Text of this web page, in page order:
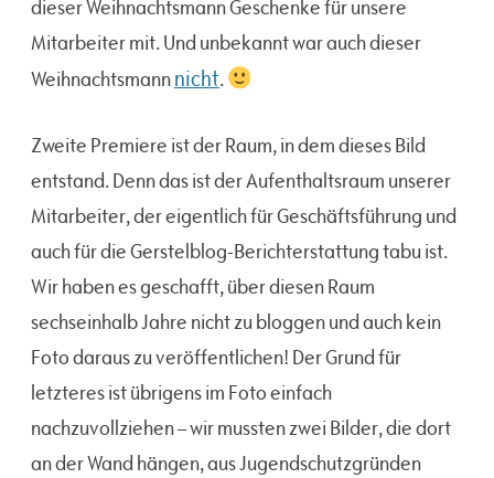
dieser Weihnachtsmann Geschenke für unsere
Mitarbeiter mit. Und unbekannt war auch dieser
Weihnachtsmannnicht.
Zweite Premiere ist der Raum, in dem dieses Bild
entstand. Denn das ist der Aufenthaltsraum unserer
Mitarbeiter, der eigentlich für Geschäftsführung und
auch für die Gerstelblog-Berichterstattung tabu ist.
Wir haben es geschafft, über diesen Raum
sechseinhalb Jahre nicht zu bloggen und auch kein
Foto daraus zu veröffentlichen! Der Grund für
letzteres ist übrigens im Foto einfach
nachzuvollziehen – wir mussten zwei Bilder, die dort
an der Wand hängen, aus Jugendschutzgründen